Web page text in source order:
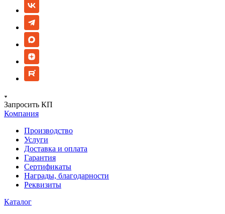
Запросить КП
Компания
Производство
Услуги
Доставка и оплата
Гарантия
Сертификаты
Награды, благодарности
Реквизиты
Каталог